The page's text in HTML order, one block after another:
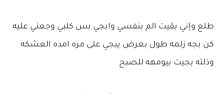
طلع وإني بقيت الم بنفسي وابجي بس كلبي وجعني عليه
كن بجه زلمه طول بعرض يبجي على مره امده العشكه
وذلته بجيت بيومهه للصبح